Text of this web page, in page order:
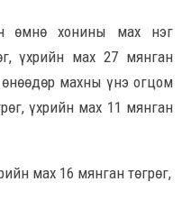
өмнө хонины мах нэг
үхрийн мах 27 мянган
өнөөдөр махны үнэ огцом
үхрийн мах 11 мянган
мах 16 мянган төгрөг,